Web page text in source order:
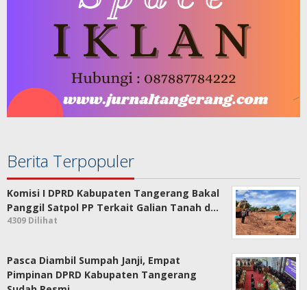
Berita Terpopuler
Komisi I DPRD Kabupaten Tangerang Bakal
Panggil Satpol PP Terkait Galian Tanah d…
4309 Dilihat
Pasca Diambil Sumpah Janji, Empat
Pimpinan DPRD Kabupaten Tangerang